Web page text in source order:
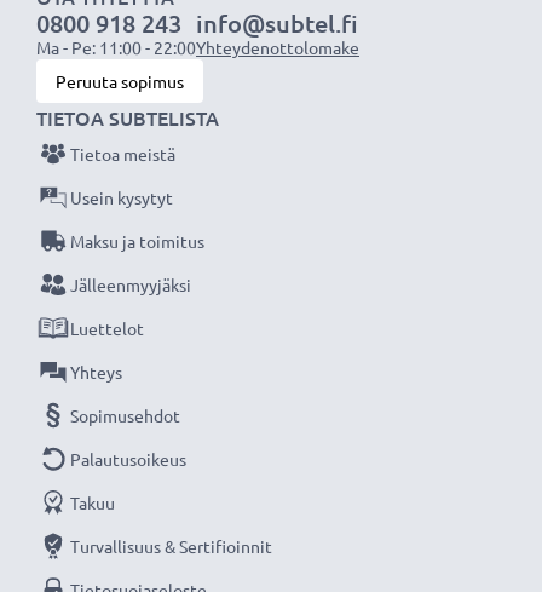
laturin ansiosta, 3 vuoden takuu!
0800 918 243
Ma - Pe: 11:00 - 22:00
info@subtel.fi
Yhteydenottolomake
Peruuta sopimus
TIETOA SUBTELISTA
Tietoa meistä
Usein kysytyt
Maksu ja toimitus
Jälleenmyyjäksi
Luettelot
Yhteys
Sopimusehdot
Palautusoikeus
Takuu
Turvallisuus & Sertifioinnit